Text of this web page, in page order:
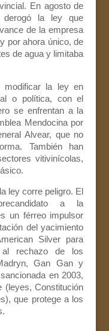
En agosto de
derogó la ley que
de la empresa
por ahora único, de
de agua y limitaba
modificar la ley en
o política, con el
se enfrentan a la
Mendocina por
Alvear, que no
También han
vitivinícolas,
ley corre peligro. El
a la
un férreo impulsor
del yacimiento
Silver para
rechazo de los
Gan Gan y
en 2003,
(leyes, Constitución
que protege a los